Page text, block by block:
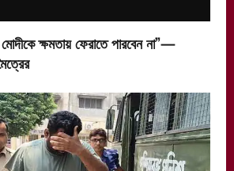
ক্ষমতায় ফেরাতে পারবেন না”—